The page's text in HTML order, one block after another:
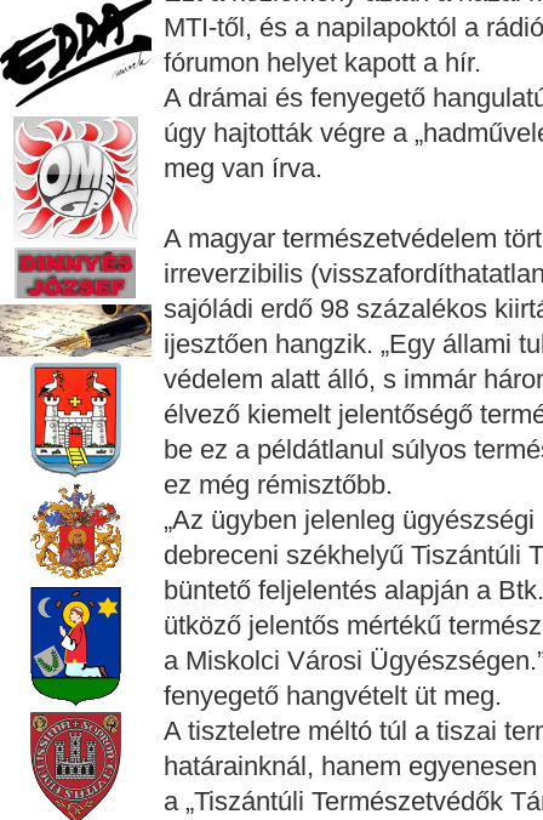
MTI-től, és a napilapoktól a
fórumon helyet kapott a hír.
A drámai és fenyegető
úgy hajtották végre a
meg van írva.
A magyar természetvédelem
irreverzibilis
sajóládi erdő 98 százalékos
ijesztően hangzik. „Egy állami
védelem alatt álló, s immár
élvező kiemelt jelentőségő
be ez a példátlanul súlyos
ez még rémisztőbb.
„Az ügyben jelenleg
debreceni székhelyű Tiszántúli
büntető feljelentés alapján a
ütköző jelentős mértékű
a Miskolci Városi
fenyegető hangvételt üt meg.
A tiszteletre méltó túl a tiszai
határainknál, hanem
a „Tiszántúli Természetvédők